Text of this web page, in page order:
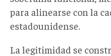
para alinearse con la
estadounidense.
La legitimidad se